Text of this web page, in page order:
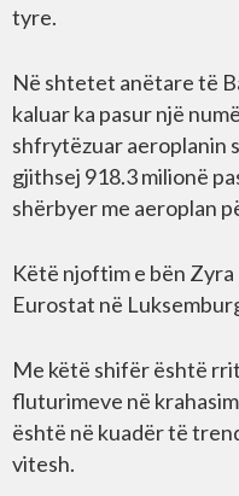
tyre.
Në shtetet anëtare të
kaluar ka pasur një
shfrytëzuar aeroplanin
gjithsej 918.3 milionë
shërbyer me aeroplan
Këtë njoftim e bën
Eurostat në
Me këtë shifër është
fluturimeve në
është në kuadër të
vitesh.